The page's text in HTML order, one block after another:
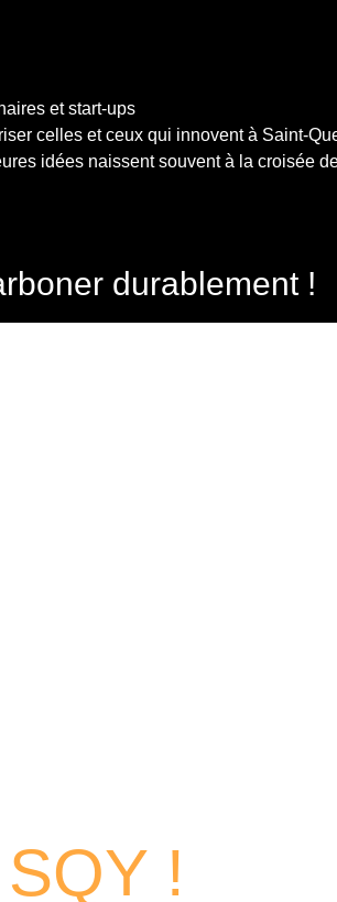
et start-ups
celles et ceux qui innovent à Saint-
idées naissent souvent à la croisée
durablement !
!